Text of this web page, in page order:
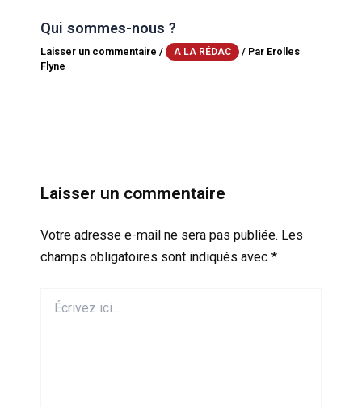
Qui sommes-nous ?
Laisser un commentaire / A LA RÉDAC / Par Erolles
Flyne
Laisser un commentaire
Votre adresse e-mail ne sera pas publiée. Les
champs obligatoires sont indiqués avec *
ici…